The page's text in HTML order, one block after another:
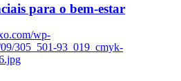
para o bem-estar
wp-
305_501-93_019_cmyk-